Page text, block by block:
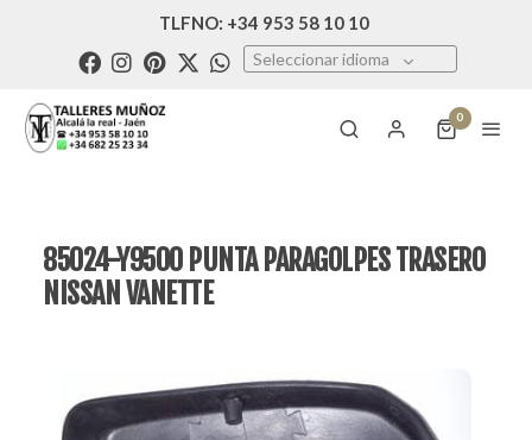
TLFNO: +34 953 58 10 10
Seleccionar idioma
0
85024-Y9500 PUNTA PARAGOLPES TRASERO
NISSAN VANETTE